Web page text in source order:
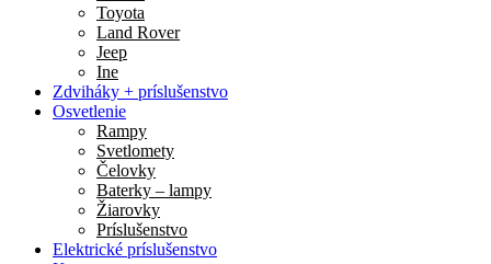
Toyota
Land Rover
Jeep
Ine
Zdviháky + príslušenstvo
Osvetlenie
Rampy
Svetlomety
Čelovky
Baterky – lampy
Žiarovky
Príslušenstvo
Elektrické príslušenstvo